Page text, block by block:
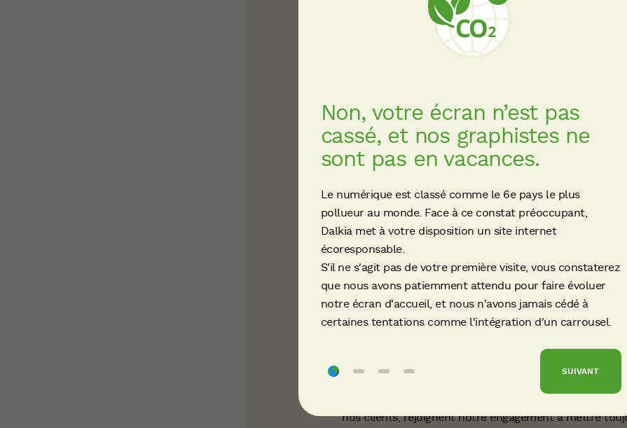
Non, votre écran n’est pas
cassé, et nos graphistes ne
sont pas en vacances.
Le numérique est classé comme le 6e pays le plus
pollueur au monde. Face à ce constat préoccupant,
Dalkia met à votre disposition un site internet
écoresponsable.
S'il ne s'agit pas de votre première visite, vous constaterez
que nous avons patiemment attendu pour faire évoluer
notre écran d'accueil, et nous n'avons jamais cédé à
certaines tentations comme l'intégration d'un carrousel.
SUIVANT
Avantages sociaux :prime CAP 13ème mois + titres
service selon poste + comité d’entreprise (chèques
intéressement / participation + Compte Epargne
Votre profil
Parce que les femmes et les hommes de Dalkia Froid
nous mettons tout en œuvre pour leur proposer plus
Dalkia Froid Solutions, filiale de Dalkia groupe EDF,
réfrigération industrielle et commerciale. Riche de nos
avec nos clients et nos équipes des valeurs fortes de
s’appuyant sur la renommée du groupe EDF.
Rejoindre Dalkia Froid Solutions, c’est rejoindre une
proposant de multiples possibilités d’évolution. Nos
de notre métier. L’esprit d’équipe et la qualité des
nos clients,rejoignent notre engagement à mettre